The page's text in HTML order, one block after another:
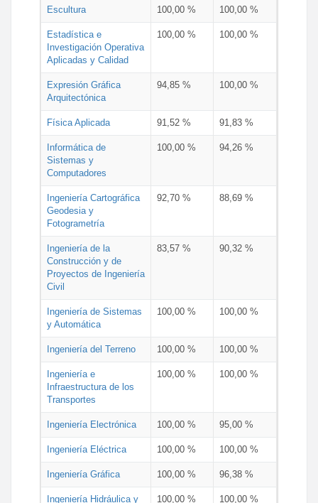
Escultura 100,00 % 100,00 %
Estadística e
Investigación Operativa
Aplicadas y Calidad
100,00 % 100,00 %
Expresión Gráfica
Arquitectónica
94,85 % 100,00 %
Física Aplicada 91,52 % 91,83 %
Informática de
Sistemas y
Computadores
100,00 % 94,26 %
Ingeniería Cartográfica
Geodesia y
Fotogrametría
92,70 % 88,69 %
Ingeniería de la
Construcción y de
Proyectos de Ingeniería
Civil
83,57 % 90,32 %
Ingeniería de Sistemas
y Automática
100,00 % 100,00 %
Ingeniería del Terreno 100,00 % 100,00 %
Ingeniería e
Infraestructura de los
Transportes
100,00 % 100,00 %
Ingeniería Electrónica 100,00 % 95,00 %
Ingeniería Eléctrica 100,00 % 100,00 %
Ingeniería Gráfica 100,00 % 96,38 %
Ingeniería Hidráulica y
100,00 % 100,00 %